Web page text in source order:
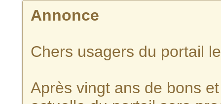
Annonce
Chers usagers du portail
Après vingt ans de bons